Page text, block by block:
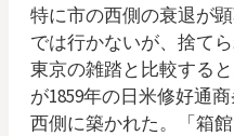
特に市の西側の衰退が
では行かないが、捨て
東京の雑踏と比較する
が1859年の日米修好通
西側に築かれた。「箱